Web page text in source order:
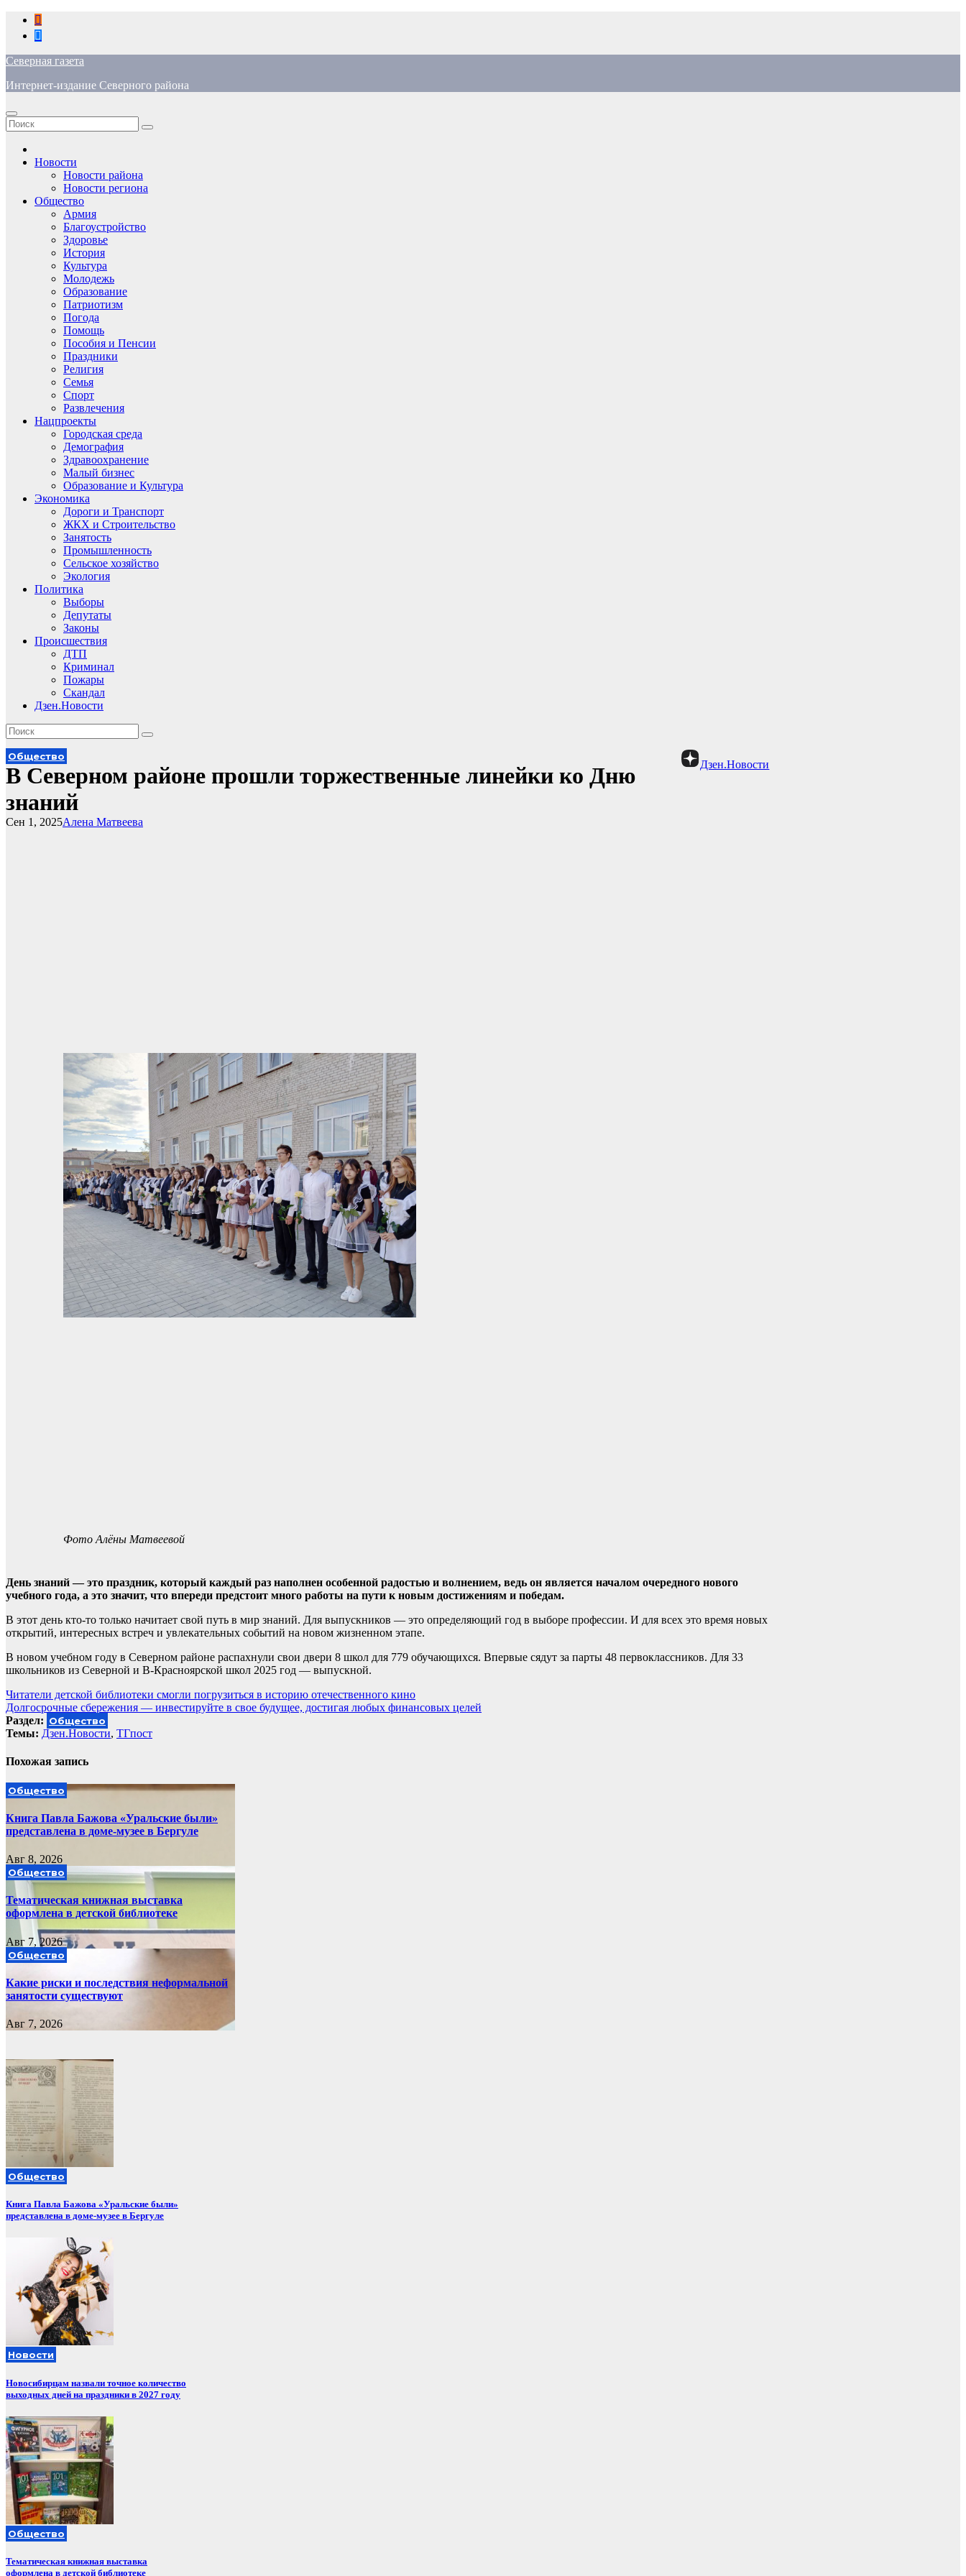
Перейти
содержимому
Северная газета
Интернет-издание Северного района
Новости
Новости района
Новости региона
Общество
Армия
Благоустройство
Здоровье
История
Культура
Молодежь
Образование
Патриотизм
Погода
Помощь
Пособия и Пенсии
Праздники
Религия
Семья
Спорт
Развлечения
Нацпроекты
Городская среда
Демография
Здравоохранение
Малый бизнес
Образование и Культура
Экономика
Дороги и Транспорт
ЖКХ и Строительство
Занятость
Промышленность
Сельское хозяйство
Экология
Политика
Выборы
Депутаты
Законы
Происшествия
ДТП
Криминал
Пожары
Скандал
Дзен.Новости
Дзен.Новости
Общество
В Северном районе прошли торжественные линейки ко Дню
знаний
Алена Матвеева
Сен 1, 2025
Фото Алёны Матвеевой
День знаний — это праздник, который каждый раз наполнен особенной радостью и волнением, ведь он является началом очередного нового
учебного года, а это значит, что впереди предстоит много работы на пути к новым достижениям и победам.
В этот день кто-то только начитает свой путь в мир знаний. Для выпускников — это определяющий год в выборе профессии. И для всех это время новых
открытий, интересных встреч и увлекательных событий на новом жизненном этапе.
В новом учебном году в Северном районе распахнули свои двери 8 школ для 779 обучающихся. Впервые сядут за парты 48 первоклассников. Для 33
школьников из Северной и В-Красноярской школ 2025 год — выпускной.
Навигация
по
записям
Читатели детской библиотеки смогли погрузиться в историю отечественного кино
Долгосрочные сбережения — инвестируйте в свое будущее, достигая любых финансовых целей
Раздел: Общество
Темы: Дзен.Новости, ТГпост
Похожая запись
Общество
Книга Павла Бажова «Уральские были»
представлена в доме-музее в Бергуле
Авг 8, 2026
Общество
Тематическая книжная выставка
оформлена в детской библиотеке
Авг 7, 2026
Общество
Какие риски и последствия неформальной
занятости существуют
Авг 7, 2026
Общество
Книга Павла Бажова «Уральские были»
представлена в доме-музее в Бергуле
Новости
Новосибирцам назвали точное количество
выходных дней на праздники в 2027 году
Общество
Тематическая книжная выставка
оформлена в детской библиотеке